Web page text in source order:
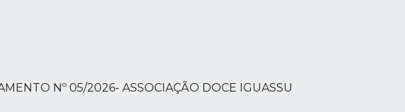
Nº 05/2026- ASSOCIAÇÃO DOCE IGUASSU